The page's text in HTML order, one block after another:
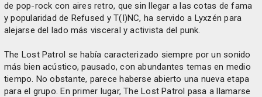
de pop-rock con aires retro, que sin llegar a las cotas de fama
y popularidad de Refused y T(I)NC, ha servido a Lyxzén para
alejarse del lado más visceral y activista del punk.
The Lost Patrol se había caracterizado siempre por un sonido
más bien acústico, pausado, con abundantes temas en medio
tiempo. No obstante, parece haberse abierto una nueva etapa
para el grupo. En primer lugar, The Lost Patrol pasa a llamarse